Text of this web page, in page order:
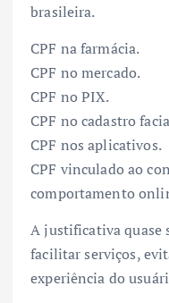
brasileira.
CPF na farmácia.
CPF no mercado.
CPF no PIX.
CPF no cadastro
CPF nos aplicativos.
CPF vinculado ao
comportamento
A justificativa quase
facilitar serviços,
experiência do